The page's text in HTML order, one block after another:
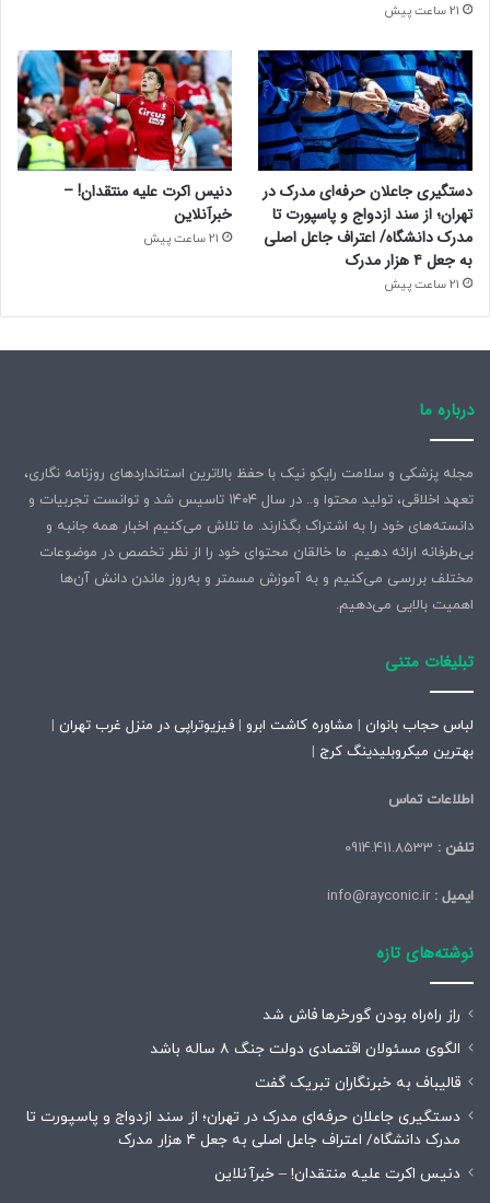
21 ساعت پیش
دستگیری جاعلان حرفه‌ای مدرک در
تهران؛ از سند ازدواج و پاسپورت تا
مدرک دانشگاه/ اعتراف جاعل اصلی
به جعل ۴ هزار مدرک
21 ساعت پیش
دنیس اکرت علیه منتقدان! –
خبرآنلاین
21 ساعت پیش
درباره ما
مجله پزشکی و سلامت رایکو نیک با حفظ بالاترین استانداردهای روزنامه نگاری،
تعهد اخلاقی، تولید محتوا و.. در سال ۱۴۰۴ تاسیس شد و توانست تجربیات و
دانسته‌های خود را به اشتراک بگذارند. ما تلاش می‌کنیم اخبار همه جانبه و
بی‌طرفانه ارائه دهیم. ما خالقان محتوای خود را از نظر تخصص در موضوعات
مختلف بررسی می‌کنیم و به آموزش مسمتر و به‌روز ماندن دانش آن‌ها
اهمیت بالایی می‌دهیم.
تبلیغات متنی
لباس حجاب بانوان | مشاوره کاشت ابرو | فیزیوتراپی در منزل غرب تهران |
بهترین میکروبلیدینگ کرج |
اطلاعات تماس
تلفن :
ایمیل :
نوشته‌های تازه
راز راه‌راه بودن گورخرها فاش شد
الگوی مسئولان اقتصادی دولت جنگ ۸ ساله باشد
قالیباف به خبرنگاران تبریک گفت
دستگیری جاعلان حرفه‌ای مدرک در تهران؛ از سند ازدواج و پاسپورت تا
مدرک دانشگاه/ اعتراف جاعل اصلی به جعل ۴ هزار مدرک
دنیس اکرت علیه منتقدان! – خبرآنلاین